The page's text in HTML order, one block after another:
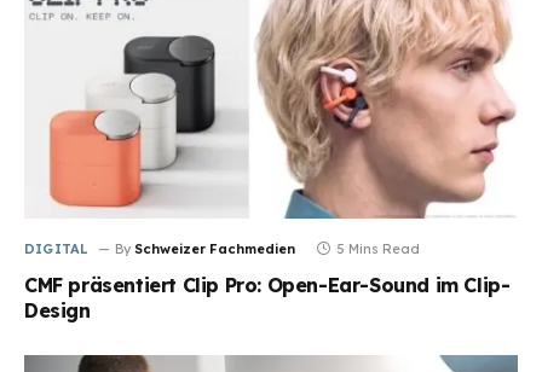
DIGITAL By Schweizer Fachmedien 5 Mins Read
CMF präsentiert Clip Pro: Open-Ear-Sound im Clip-
Design